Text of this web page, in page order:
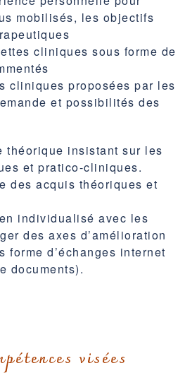
mobilisés, les objectifs
cliniques sous forme de
cliniques proposées par les
et possibilités des
théorique insistant sur les
et pratico-cliniques.
des acquis théoriques et
individualisé avec les
des axes d’amélioration
forme d’échanges internet
documents).
visées